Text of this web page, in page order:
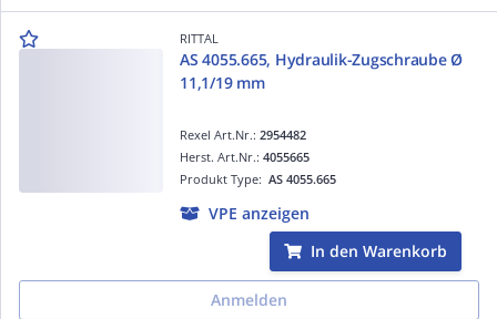
RITTAL
AS 4055.665, Hydraulik-Zugschraube Ø
11,1/19 mm
Rexel Art.Nr.: 2954482
Produkt Type: AS 4055.665
Herst. Art.Nr.: 4055665
VPE anzeigen
In den Warenkorb
Anmelden